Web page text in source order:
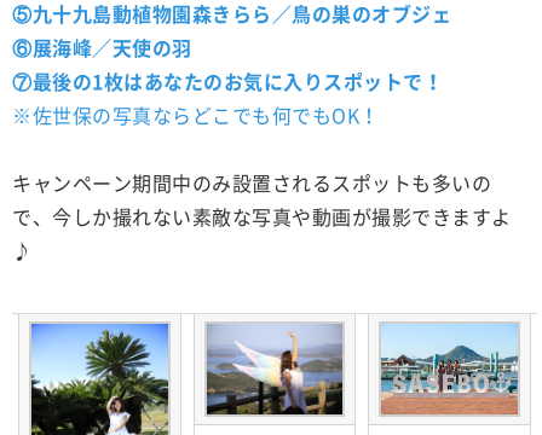
⑤九十九島動植物園森きらら／鳥の巣のオブジェ
⑥展海峰／天使の羽
⑦最後の1枚はあなたのお気に入りスポットで！
※佐世保の写真ならどこでも何でもOK！
キャンペーン期間中のみ設置されるスポットも多いの
で、今しか撮れない素敵な写真や動画が撮影できますよ
♪